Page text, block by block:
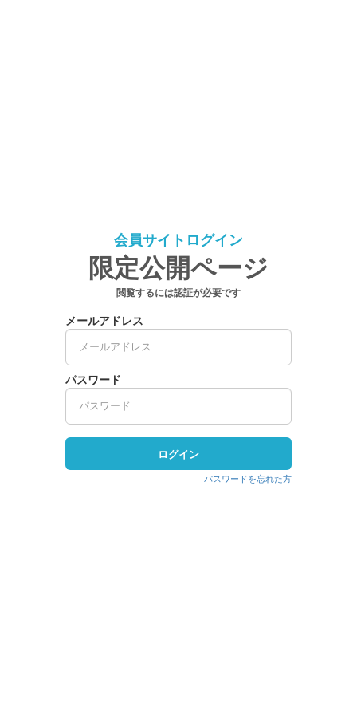
会員サイトログイン
限定公開ページ
閲覧するには認証が必要です
メールアドレス
パスワード
ログイン
パスワードを忘れた方